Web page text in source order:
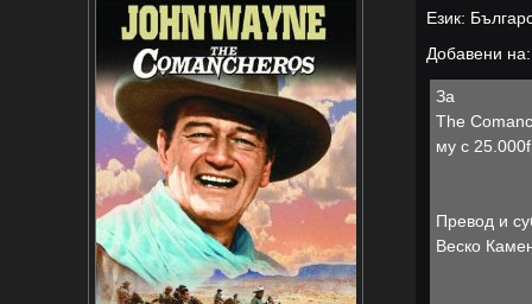
Език:
Добавени
За
The
му с
Превод и
Веско